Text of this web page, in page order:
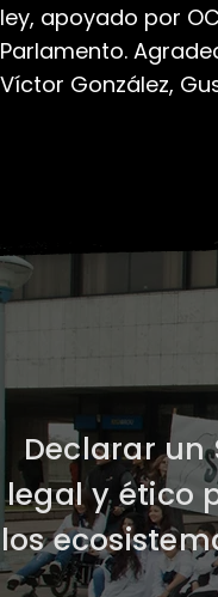
ley, apoyado por
Parlamento.
Víctor González,
Declarar un
legal y ético
los